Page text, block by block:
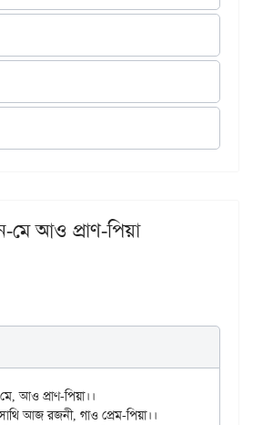
আও প্রাণ-পিয়া
আও প্রাণ-পিয়া।।
আজ রজনী, গাও প্রেম-পিয়া।।